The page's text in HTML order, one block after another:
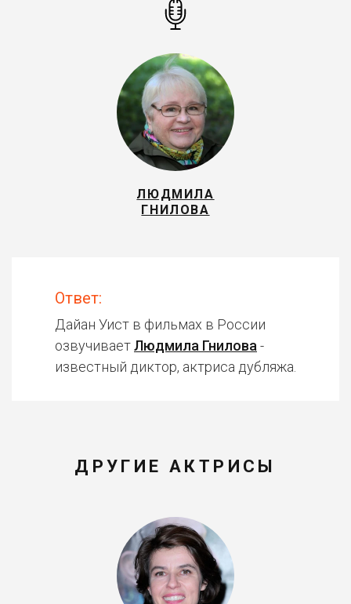
ЛЮДМИЛА
ГНИЛОВА
Ответ:
Дайан Уист в фильмах в России
озвучиваетЛюдмила Гнилова -
известный диктор, актриса дубляжа.
ДРУГИЕ АКТРИСЫ